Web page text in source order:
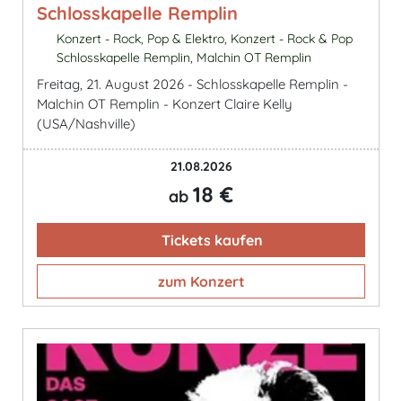
Schlosskapelle Remplin
Konzert - Rock, Pop & Elektro, Konzert - Rock & Pop
Schlosskapelle Remplin, Malchin OT Remplin
Freitag, 21. August 2026 - Schlosskapelle Remplin -
Malchin OT Remplin - Konzert Claire Kelly
(USA/Nashville)
21.08.2026
ab 18 €
Tickets kaufen
zum Konzert